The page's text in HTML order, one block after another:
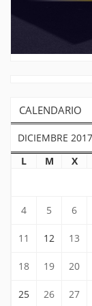
CALENDARIO
DICIEMBRE 2017
L
M X
4 5 6
11 12 13
18 19 20
25 26 27